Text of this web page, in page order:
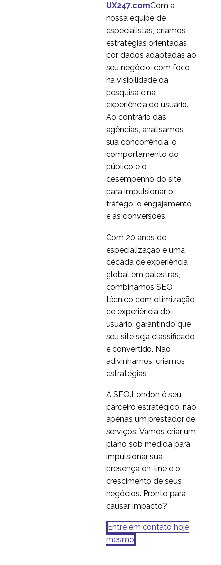
William Hudson
1
Oportunidades para
Consultores Freelance
7
Série de Entrevistas: UX
Industry Insights com
Jennifer Mulcahy
1
Série de Entrevistas: UX
Industry Insights com
Judith Fellowes
1
Série de Entrevistas: UX
Industry Insights com
Adriano Schmidt
1
Série de Entrevistas: UX
Insights da indústria
com Yessie Klein
1
Série de Entrevistas: UX
Industry Insights com
especialistas em
usabilidade precisam 0
UX247.comCom a
nossa equipe de
especialistas, criamos
estratégias orientadas
por dados adaptadas ao
seu negócio, com foco
na visibilidade da
pesquisa e na
experiência do usuário.
Ao contrário das
agências, analisamos
sua concorrência, o
comportamento do
público e o
desempenho do site
para impulsionar o
tráfego, o engajamento
e as conversões.
Com 20 anos de
especialização e uma
década de experiência
global em palestras,
combinamos SEO
técnico com otimização
de experiência do
usuário, garantindo que
seu site seja classificado
e convertido. Não
adivinhamos; criamos
estratégias.
A SEO.London é seu
parceiro estratégico, não
apenas um prestador de
serviços. Vamos criar um
plano sob medida para
impulsionar sua
presença on-line e o
crescimento de seus
negócios. Pronto para
causar impacto?
Entre em contato hoje
mesmo